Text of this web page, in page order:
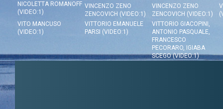
NICOLETTA ROMANOFF
(VIDEO:1)
VINCENZO ZENO
ZENCOVICH (VIDEO:1)
VINCENZO ZENO
ZENCOVICH (VIDEO:1)
VITO MANCUSO
(VIDEO:1)
VITTORIO EMANUELE
PARSI (VIDEO:1)
VITTORIO GIACOPINI,
ANTONIO PASQUALE,
FRANCESCO
PECORARO, IGIABA
SCEGO (VIDEO:1)